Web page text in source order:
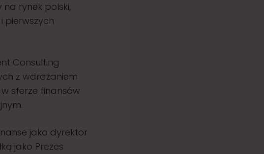
na rynek polski,
pierwszych
Consulting
z wdrażaniem
sferze finansów
jako dyrektor
jako Prezes